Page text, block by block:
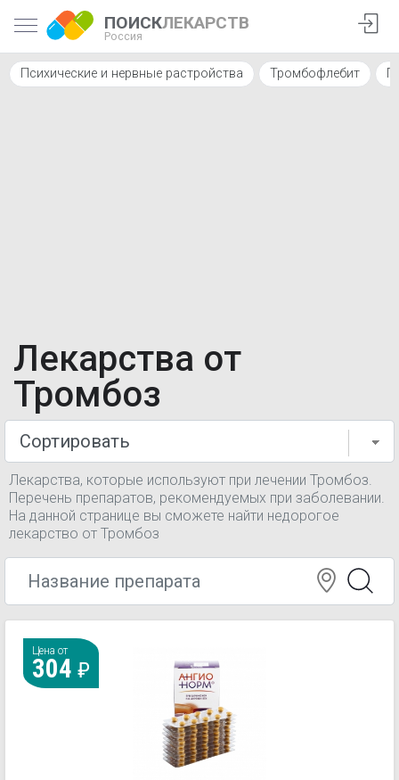
ПОИСКЛЕКАРСТВ
Россия
Психические и нервные растройства Тромбофлебит
Лекарства от
Тромбоз
Лекарства, которые используют при лечении Тромбоз.
Перечень препаратов, рекомендуемых при заболевании.
На данной странице вы сможете найти недорогое
лекарство от Тромбоз
Цена от
304